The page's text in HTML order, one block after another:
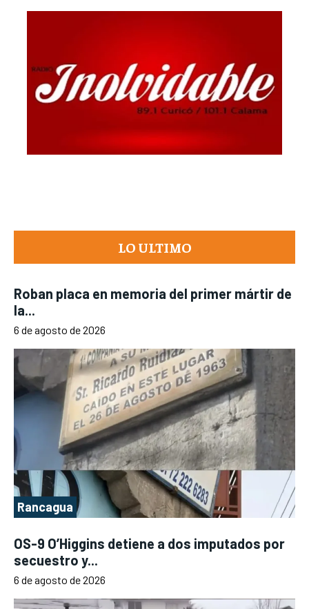
LO ULTIMO
Roban placa en memoria del primer mártir de
la...
6 de agosto de 2026
Rancagua
OS-9 O’Higgins detiene a dos imputados por
secuestro y...
6 de agosto de 2026